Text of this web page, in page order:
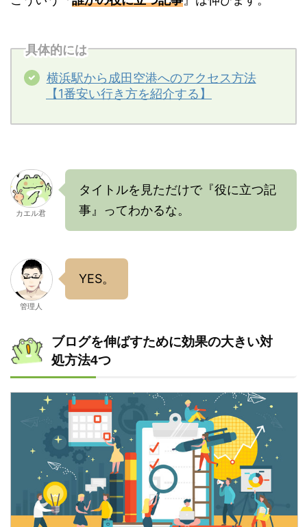
具体的には
横浜駅から成田空港へのアクセス方法
【1番安い行き方を紹介する】
カエル君
タイトルを見ただけで『役に立つ記
事』ってわかるな。
管理人
YES。
ブログを伸ばすために効果の大きい対
処方法4つ